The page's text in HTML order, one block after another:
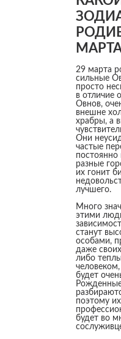
29 марта
сильные
просто
в отличие
Овнов,
внешне
храбры, а
Они
частые
постоянно
разные
их гонит
лучшего.
Много
этими
станут
особами,
даже
либо
будет
поэтому их
будет во